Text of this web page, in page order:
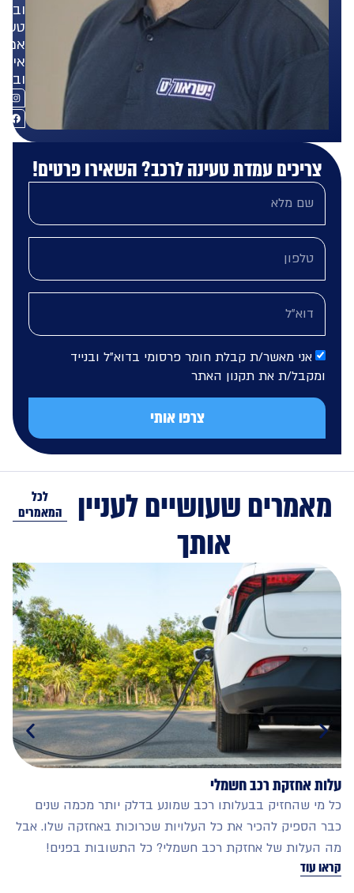
ובפתרונות
אמינים,
איכותיים
ובטוחים.
עמדת טעינה לרכב? השאירו פרטים!
אני מאשר/ת קבלת חומר פרסומי בדוא"ל ובנייד
ת את תקנון האתר
צרפו אותי
שעושיים לעניין
אותך
לכל
המאמרים
אחזקת רכב חשמלי
שהחזיק בבעלותו רכב שמונע בדלק יותר מכמה שנים
להכיר את כל העלויות שכרוכות באחזקה שלו. אבל
של אחזקת רכב חשמלי? כל התשובות בפנים!
רוצים
לכם
תשתית